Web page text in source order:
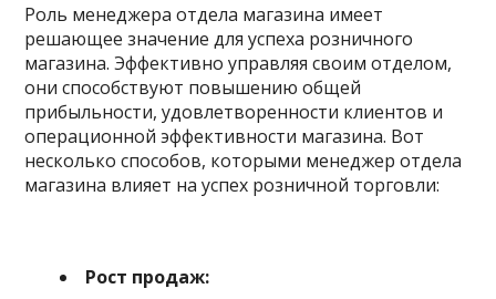
Роль менеджера отдела магазина имеет
решающее значение для успеха розничного
магазина. Эффективно управляя своим отделом,
они способствуют повышению общей
прибыльности, удовлетворенности клиентов и
операционной эффективности магазина. Вот
несколько способов, которыми менеджер отдела
магазина влияет на успех розничной торговли:
Рост продаж: